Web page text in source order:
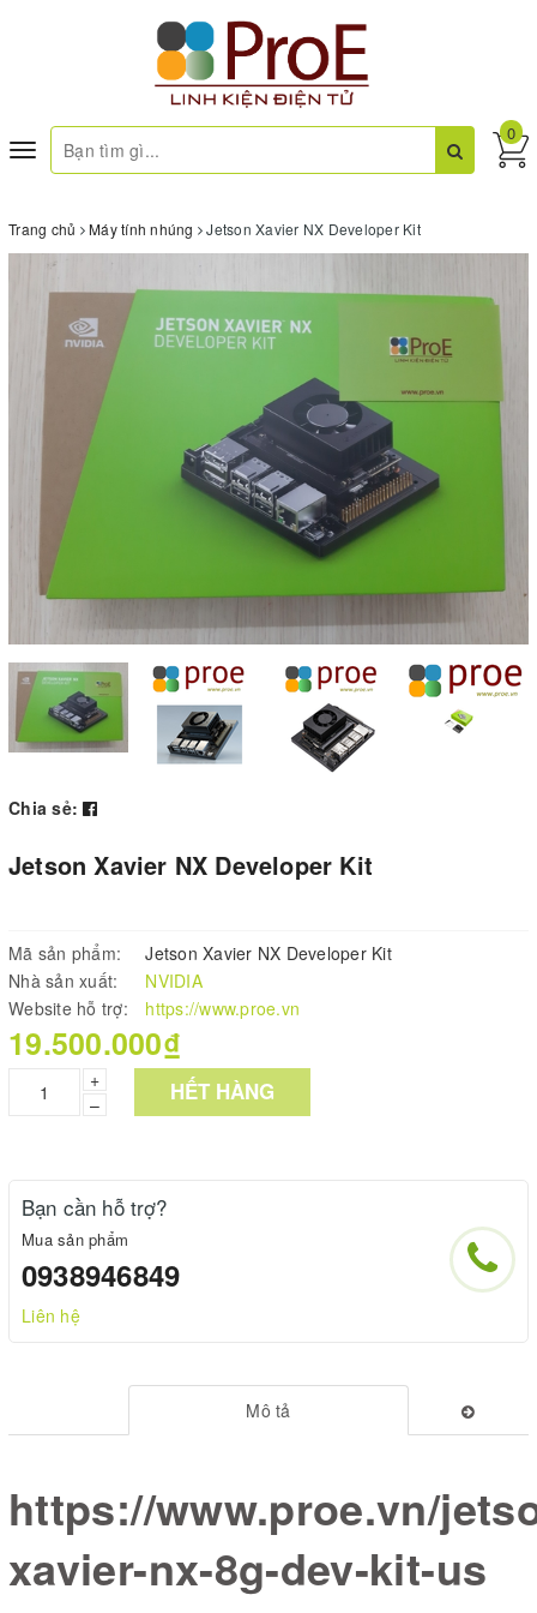
Toggle
navigation
0
Trang chủ Máy tính nhúng Jetson Xavier NX Developer Kit
Chia sẻ:
Jetson Xavier NX Developer Kit
Mã sản phẩm:
Jetson Xavier NX Developer Kit
Nhà sản xuất:
NVIDIA
Website hỗ trợ:
https://www.proe.vn
19.500.000₫
+
–
HẾT HÀNG
Bạn cần hỗ trợ?
Mua sản phẩm
0938946849
Liên hệ
Mô tả
https://www.proe.vn/
xavier-nx-8g-dev-kit-us